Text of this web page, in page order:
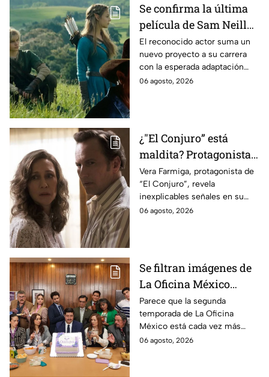
Se confirma la última
película de Sam Neill
antes de morir: esto es
lo que se sabe hasta
ahora
El reconocido actor suma un
nuevo proyecto a su carrera
con la esperada adaptación
cinematográfica del popular
06 agosto, 2026
¿"El Conjuro” está
maldita? Protagonista
revela INQUIETANTES
señales en su cuerpo
durante la grabación de
la película
Vera Farmiga, protagonista de
“El Conjuro”, revela
inexplicables señales en su
cuerpo durante el rodaje de la
06 agosto, 2026
Se filtran imágenes de
La Oficina México
temporada 2 y un
detalle desata teorías
entre los fans
Parece que la segunda
temporada de La Oficina
México está cada vez más
cerca, pues el elenco ya se
06 agosto, 2026